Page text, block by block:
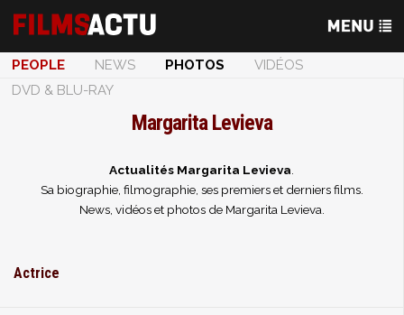
PEOPLE NEWS PHOTOS
VIDÉOS
DVD & BLU-RAY
Margarita Levieva
Actualités Margarita Levieva
Sa biographie, filmographie, ses premiers et derniers films.
News, vidéos et photos de Margarita Levieva.
Actrice